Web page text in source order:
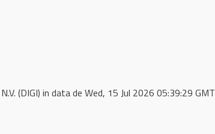
(DIGI) in data de Wed, 15 Jul 2026 05:39:29 GMT